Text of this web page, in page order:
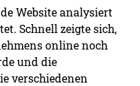
Website analysiert
Schnell zeigte sich,
online noch
und die
verschiedenen